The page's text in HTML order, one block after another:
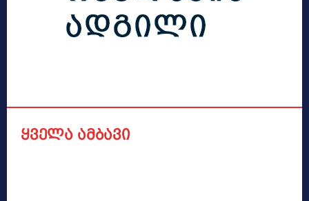
ყველა ამბავი